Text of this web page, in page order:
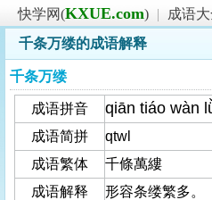
快学网(KXUE.com) |
成语
千条万缕的成语解释
千条万缕
成语拼音 qiān tiáo wàn
成语简拼
qtwl
成语繁体
千條萬縷
成语解释
形容条缕繁多。